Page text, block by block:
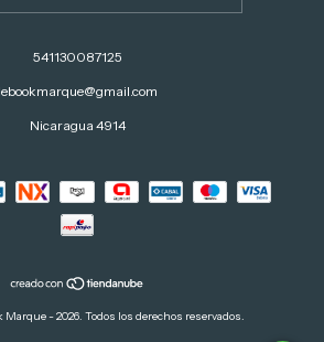
541130087125
lebookmarque@gmail.com
Nicaragua 4914
Marque - 2026. Todos los derechos reservados.